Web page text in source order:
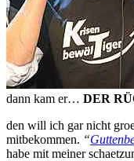
dann kam er… DER
den will ich gar nicht
mitbekommen. “
habe mit meiner